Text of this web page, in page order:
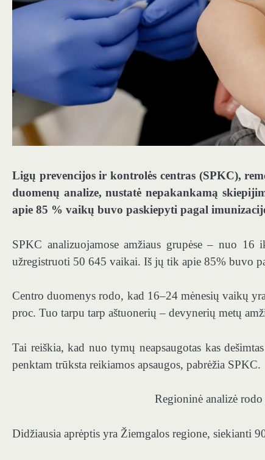
Ligų prevencijos ir kontrolės centras (SPKC),
duomenų analize, nustatė nepakankamą
apie 85 % vaikų buvo paskiepyti pagal
SPKC analizuojamose amžiaus grupėse – nuo
užregistruoti 50 645 vaikai. Iš jų tik apie 85% buvo
Centro duomenys rodo, kad 16–24 mėnesių vaikų
proc. Tuo tarpu tarp aštuonerių – devynerių metų
Tai reiškia, kad nuo tymų neapsaugotas kas
penktam trūksta reikiamos apsaugos, pabrėžia SPKC.
Regioninė analizė
Didžiausia aprėptis yra Žiemgalos regione, siekianti